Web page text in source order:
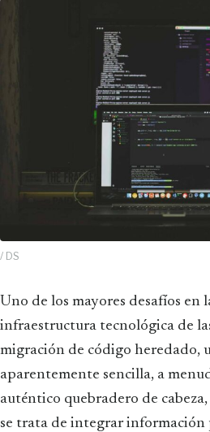
/ DS
Uno de los mayores desafíos en la modernización de la
infraestructura tecnológica de
migración de código heredado,
aparentemente sencilla, a
auténtico quebradero de
se trata de integrar información